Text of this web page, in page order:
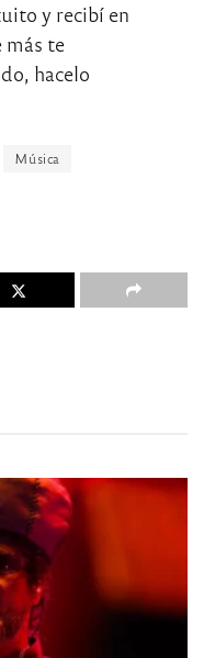
y recibí en
más te
hacelo
Música